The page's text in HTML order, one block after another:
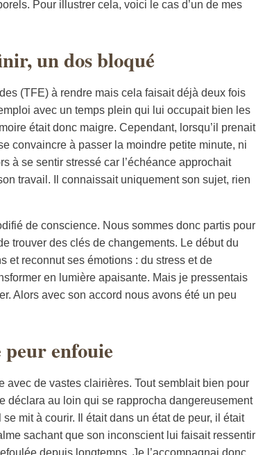
Pour illustrer cela, voici le cas d’un de mes
un dos bloqué
(TFE) à rendre mais cela faisait déjà deux fois
avec un temps plein qui lui occupait bien les
était donc maigre. Cependant, lorsqu’il prenait
convaincre à passer la moindre petite minute, ni
à se sentir stressé car l’échéance approchait
travail. Il connaissait uniquement son sujet, rien
de conscience. Nous sommes donc partis pour
trouver des clés de changements. Le début du
et reconnut ses émotions : du stress et de
en lumière apaisante. Mais je pressentais
Alors avec son accord nous avons été un peu
enfouie
avec de vastes clairières. Tout semblait bien pour
au loin qui se rapprocha dangereusement
mit à courir. Il était dans un état de peur, il était
sachant que son inconscient lui faisait ressentir
depuis longtemps. Je l’accompagnai donc